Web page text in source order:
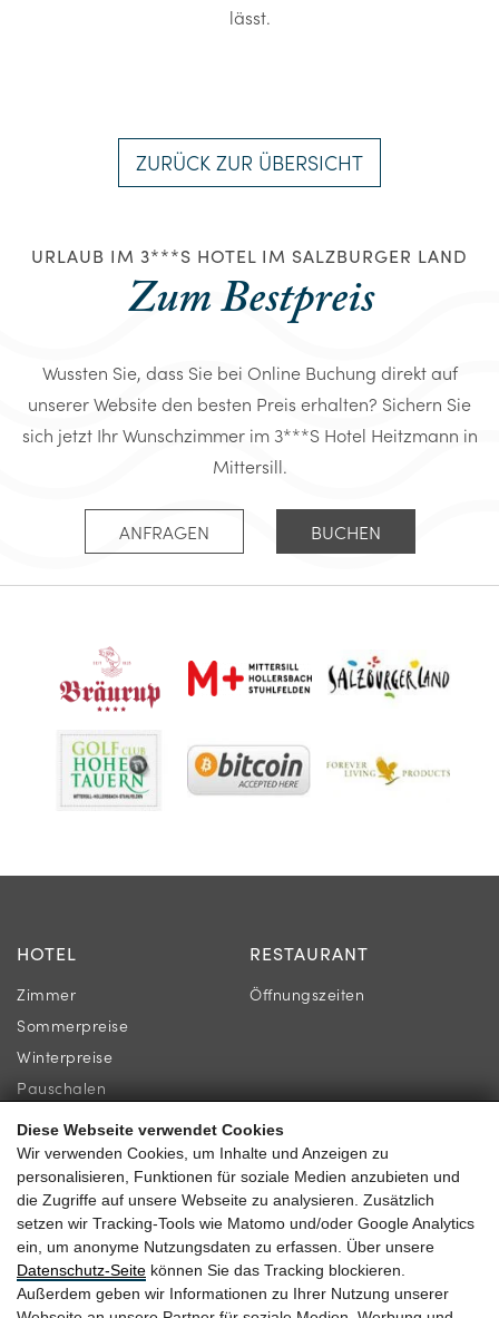
Diese Webseite verwendet Cookies
Wir verwenden Cookies, um Inhalte und Anzeigen zu
personalisieren, Funktionen für soziale Medien anzubieten und
die Zugriffe auf unsere Webseite zu analysieren. Zusätzlich
setzen wir Tracking-Tools wie Matomo und/oder Google Analytics
ein, um anonyme Nutzungsdaten zu erfassen. Über unsere
Datenschutz-Seite können Sie das Tracking blockieren.
Außerdem geben wir Informationen zu Ihrer Nutzung unserer
lässt.
ZURÜCK ZUR ÜBERSICHT
URLAUB IM 3***S HOTEL IM SALZBURGER LAND
Zum Bestpreis
Wussten Sie, dass Sie bei Online Buchung direkt auf
unserer Website den besten Preis erhalten? Sichern Sie
sich jetzt Ihr Wunschzimmer im 3***S Hotel Heitzmann in
Mittersill.
ANFRAGEN BUCHEN
HOTEL
Zimmer
Sommerpreise
Winterpreise
Pauschalen
RESTAURANT
Öffnungszeiten
INFORMATION
Newsletter
Lage & Anreise
Gästebewertungen
KONTAKT
Familie Gassner
Kirchgasse 9
5730 Mittersill